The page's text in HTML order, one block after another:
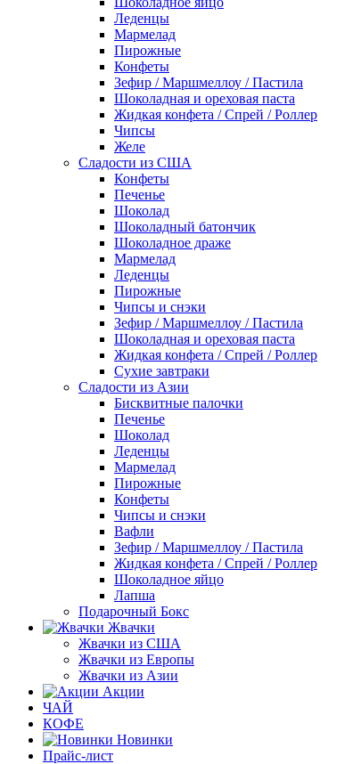
Леденцы
Мармелад
Пирожные
Конфеты
Зефир / Маршмеллоу / Пастила
Шоколадная и ореховая паста
Жидкая конфета / Спрей / Роллер
Чипсы
Желе
Сладости из США
Конфеты
Печенье
Шоколад
Шоколадный батончик
Шоколадное драже
Мармелад
Леденцы
Пирожные
Чипсы и снэки
Зефир / Маршмеллоу / Пастила
Шоколадная и ореховая паста
Жидкая конфета / Спрей / Роллер
Сухие завтраки
Сладости из Азии
Бисквитные палочки
Печенье
Шоколад
Леденцы
Мармелад
Пирожные
Конфеты
Чипсы и снэки
Вафли
Зефир / Маршмеллоу / Пастила
Жидкая конфета / Спрей / Роллер
Шоколадное яйцо
Лапша
Подарочный Бокс
Жвачки
Жвачки из США
Жвачки из Европы
Жвачки из Азии
Акции
ЧАЙ
КОФЕ
Новинки
Прайс-лист